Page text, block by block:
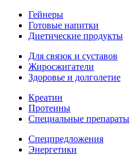
Гейнеры
Готовые напитки
Диетические продукты
Для связок и суставов
Жиросжигатели
Здоровье и долголетие
Креатин
Протеины
Специальные препараты
Спецпредложения
Энергетики